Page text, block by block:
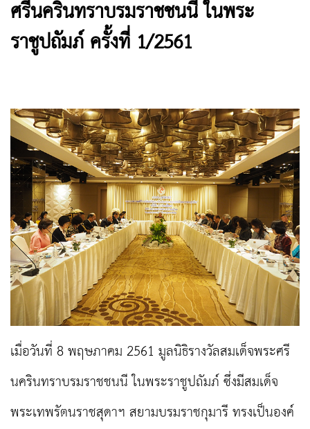
ศรีนครินทราบรมราชชนนี ในพระ
ราชูปถัมภ์ ครั้งที่ 1/2561
เมื่อวันที่ 8 พฤษภาคม 2561 มูลนิธิรางวัลสมเด็จพระศรี
นครินทราบรมราชชนนี ในพระราชูปถัมภ์ ซึ่งมีสมเด็จ
พระเทพรัตนราชสุดาฯ สยามบรมราชกุมารี ทรงเป็นองค์